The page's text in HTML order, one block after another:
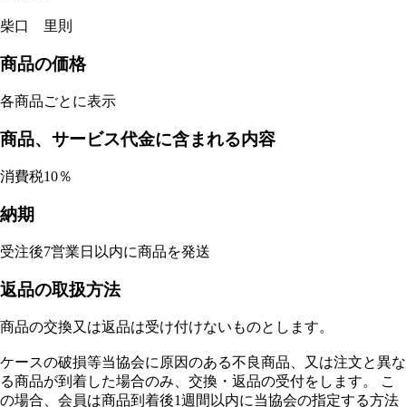
柴口 里則
商品の価格
各商品ごとに表示
商品、サービス代金に含まれる内容
消費税10％
納期
受注後7営業日以内に商品を発送
返品の取扱方法
商品の交換又は返品は受け付けないものとします。
ケースの破損等当協会に原因のある不良商品、又は注文と異な
る商品が到着した場合のみ、交換・返品の受付をします。 こ
の場合、会員は商品到着後1週間以内に当協会の指定する方法